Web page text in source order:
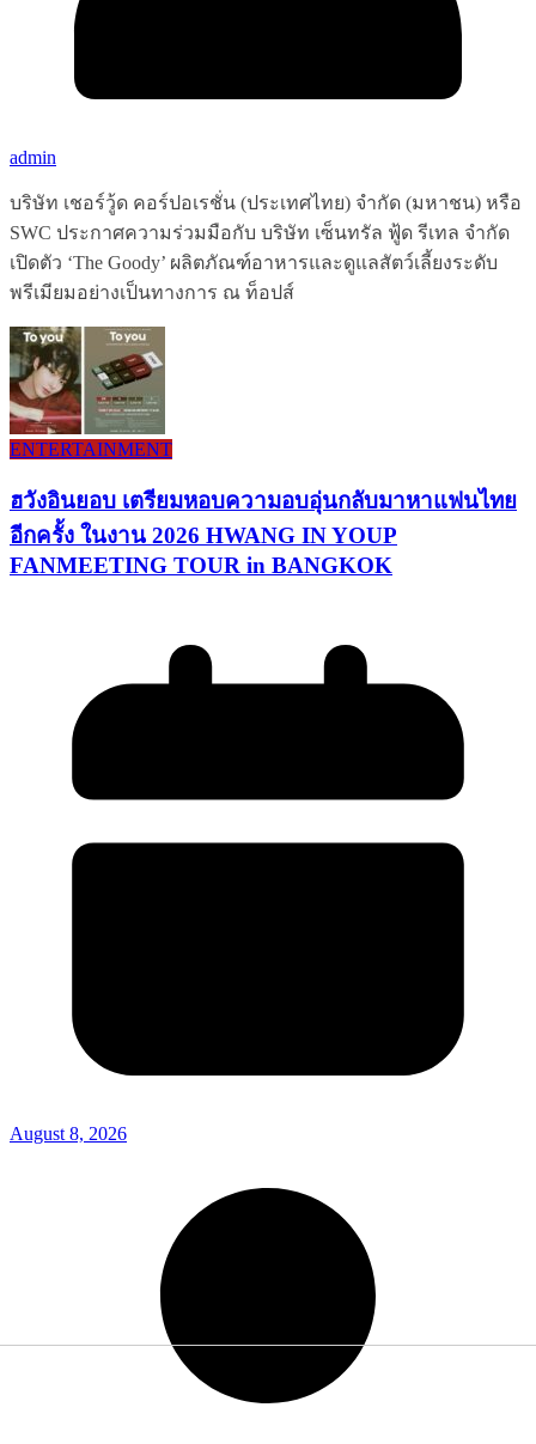
admin
บริษัท เชอร์วู้ด คอร์ปอเรชั่น (ประเทศไทย) จำกัด (มหาชน) หรือ
SWC ประกาศความร่วมมือกับ บริษัท เซ็นทรัล ฟู้ด รีเทล จำกัด
เปิดตัว ‘The Goody’ ผลิตภัณฑ์อาหารและดูแลสัตว์เลี้ยงระดับ
พรีเมียมอย่างเป็นทางการ ณ ท็อปส์
ENTERTAINMENT
ฮวังอินยอบ เตรียมหอบความอบอุ่นกลับมาหาแฟนไทย
อีกครั้ง ในงาน 2026 HWANG IN YOUP
FANMEETING TOUR in BANGKOK
August 8, 2026